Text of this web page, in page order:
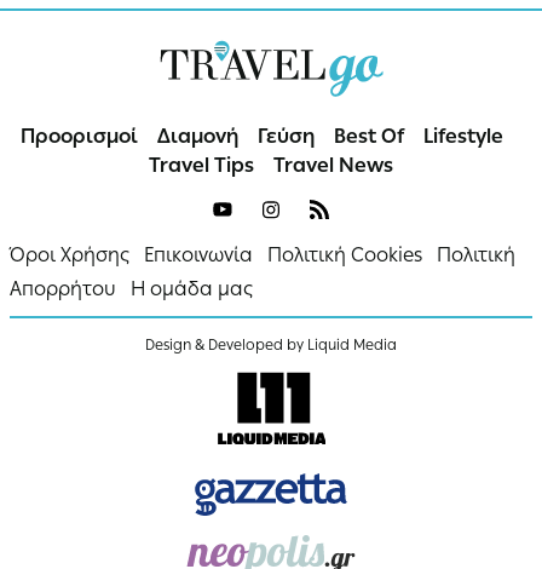
Προορισμοί Διαμονή Γεύση Best Of
Lifestyle
Travel Tips
Travel News
Όροι Χρήσης Επικοινωνία Πολιτική Cookies
Πολιτική
Απορρήτου
Η ομάδα μας
Design & Developed by Liquid Media